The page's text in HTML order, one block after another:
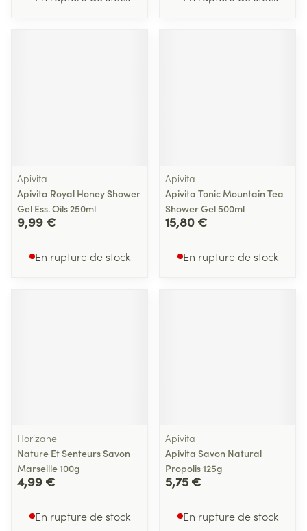
Apivita
Apivita Royal Honey Shower
Gel Ess. Oils 250ml
9,99 €
En rupture de stock
Apivita
Apivita Tonic Mountain Tea
Shower Gel 500ml
15,80 €
En rupture de stock
Horizane
Nature Et Senteurs Savon
Marseille 100g
4,99 €
En rupture de stock
Apivita
Apivita Savon Natural
Propolis 125g
5,75 €
En rupture de stock